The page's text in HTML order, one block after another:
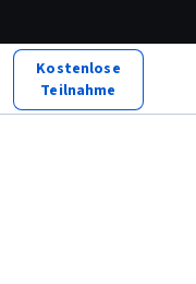
Kostenlose
Teilnahme